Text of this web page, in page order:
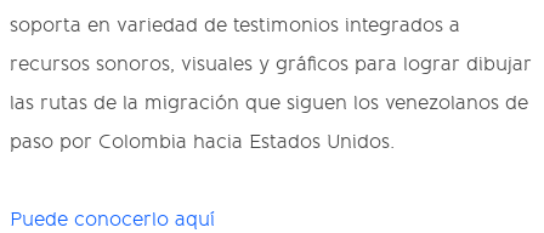
soporta en variedad de testimonios integrados a
recursos sonoros, visuales y gráficos para lograr dibujar
las rutas de la migración que siguen los venezolanos de
paso por Colombia hacia Estados Unidos.
Puede conocerlo aquí